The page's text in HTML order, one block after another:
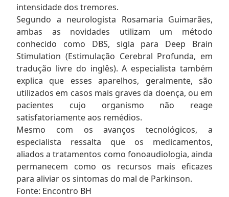
intensidade dos tremores.
Segundo a neurologista Rosamaria Guimarães,
ambas as novidades utilizam um método
conhecido como DBS, sigla para Deep Brain
Stimulation (Estimulação Cerebral Profunda, em
tradução livre do inglês). A especialista também
explica que esses aparelhos, geralmente, são
utilizados em casos mais graves da doença, ou em
pacientes cujo organismo não reage
satisfatoriamente aos remédios.
Mesmo com os avanços tecnológicos, a
especialista ressalta que os medicamentos,
aliados a tratamentos como fonoaudiologia, ainda
permanecem como os recursos mais eficazes
para aliviar os sintomas do mal de Parkinson.
Fonte: Encontro BH